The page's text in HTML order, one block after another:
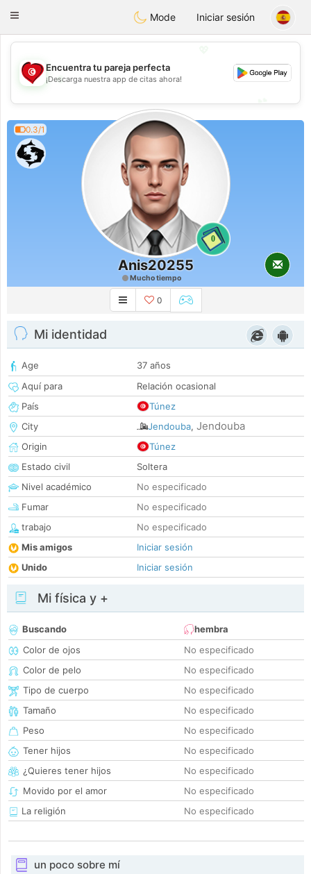
Tunisia Dating
Toggle
Mode Iniciar sesión
💖
💕
Encuentra tu pareja perfecta
¡Descarga nuestra app de citas ahora!
0.3/1
0
Anis20255
Mucho tiempo
0
Mi identidad
Age
37 años
Aquí para
Relación ocasional
País
Túnez
City
Jendouba, Jendouba
Origin
Túnez
Estado civil
Soltera
Nivel académico
No especificado
Fumar
No especificado
trabajo
No especificado
Mis amigos
Iniciar sesión
Unido
Iniciar sesión
Mi física y +
Buscando
hembra
Color de ojos
No especificado
Color de pelo
No especificado
Tipo de cuerpo
No especificado
Tamaño
No especificado
Peso
No especificado
Tener hijos
No especificado
¿Quieres tener hijos
No especificado
Movido por el amor
No especificado
La religión
No especificado
un poco sobre mí